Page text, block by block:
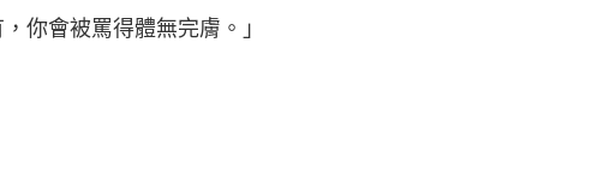
你會被罵得體無完膚。」